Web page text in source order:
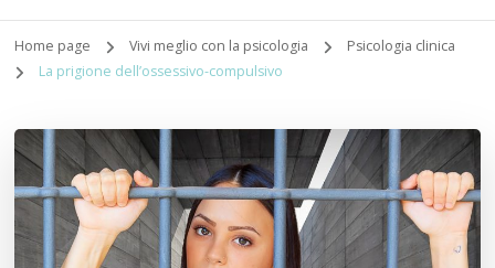
Home page Vivi meglio con la psicologia
Psicologia clinica
La prigione dell’ossessivo-compulsivo